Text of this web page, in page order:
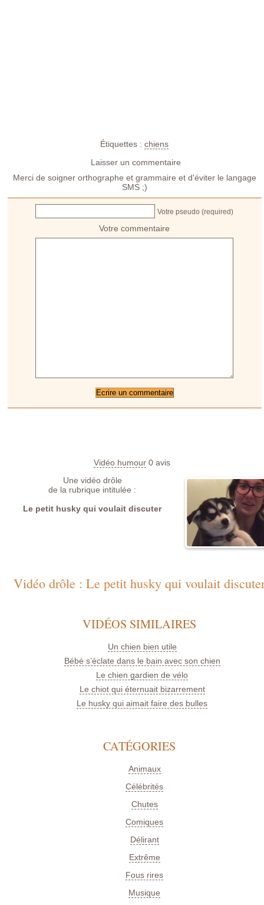
Étiquettes :chiens
Laisser un commentaire
Merci de soigner orthographe et grammaire et d'éviter le langage
SMS ;)
Votre pseudo (required)
Votre commentaire
Vidéo humour 0 avis
Une vidéo drôle
de la rubrique intitulée :
Le petit husky qui voulait discuter
Vidéo drôle : Le petit husky qui voulait
VIDÉOS SIMILAIRES
Un chien bien utile
Bébé s’éclate dans le bain avec son chien
Le chien gardien de vélo
Le chiot qui éternuait bizarrement
Le husky qui aimait faire des bulles
CATÉGORIES
Animaux
Célébrités
Chutes
Comiques
Délirant
Extrême
Fous rires
Musique